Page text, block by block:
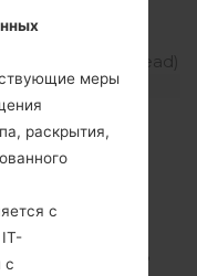
(4.34 унции)
2.3.4 (Gingerbread)
ARM V6
MSM7227Т
S1
до 32 GB, 2GB
меры
раскрытия,
с
с